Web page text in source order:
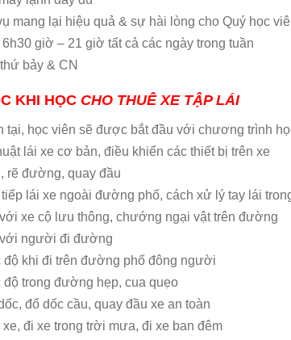
mang lại hiệu quả & sự hài lòng cho Quý học
giờ – 21 giờ tất cả các ngày trong tuần
bảy & CN
KHI HỌC CHO THUÊ XE TẬP LÁI
tại, học viên sẽ được bắt đầu với chương trình
lái xe cơ bản, điều khiển các thiết bị trên xe
rẽ đường, quay đầu
lái xe ngoài đường phố, cách xử lý tay lái
xe cộ lưu thông, chướng ngại vật trên đường
với người đi đường
độ khi đi trên đường phố đông người
độ trong đường hẹp, cua quẹo
đổ dốc cầu, quay đầu xe an toàn
đi xe trong trời mưa, đi xe ban đêm